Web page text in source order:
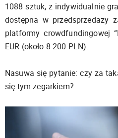
1088 sztuk, z indywidualnie
dostępna w przedsprzedaży
platformy crowdfundingowej
EUR (około 8 200 PLN).
Nasuwa się pytanie: czy za
się tym zegarkiem?